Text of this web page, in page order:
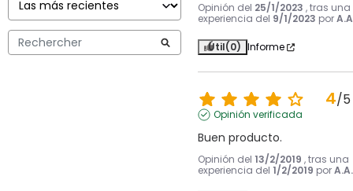
Opinión del 25/1/2023 , tras una
experiencia del 9/1/2023 por
Útil(0) Informe
4/5
Opinión verificada
Buen producto.
Opinión del 13/2/2019 , tras una
experiencia del 1/2/2019 porA.A.